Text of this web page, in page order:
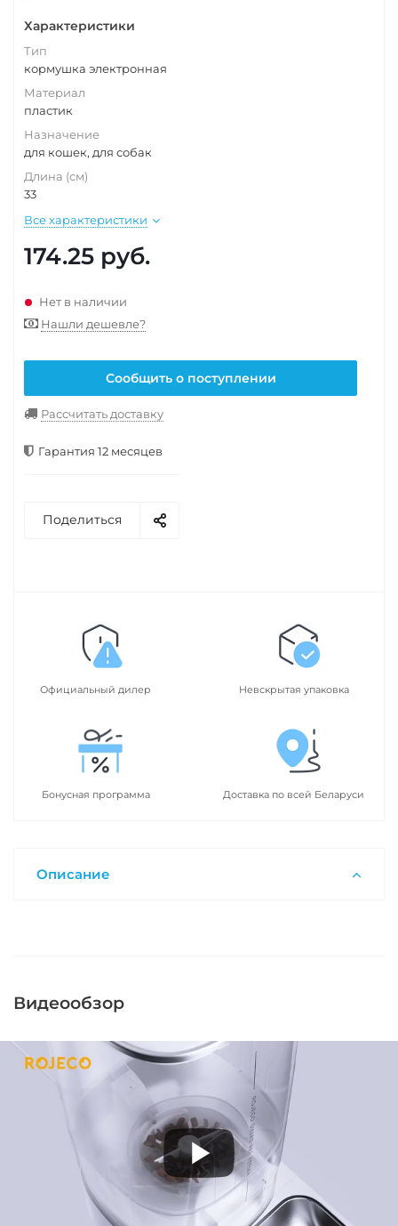
Характеристики
Тип
кормушка электронная
Материал
пластик
Назначение
для кошек, для собак
Длина (см)
33
Все характеристики
174.25 руб.
Нет в наличии
Нашли дешевле?
Сообщить о поступлении
Рассчитать доставку
Гарантия 12 месяцев
Поделиться
Официальный дилер Невскрытая упаковка
Бонусная программа Доставка по всей Беларуси
Описание
Видеообзор